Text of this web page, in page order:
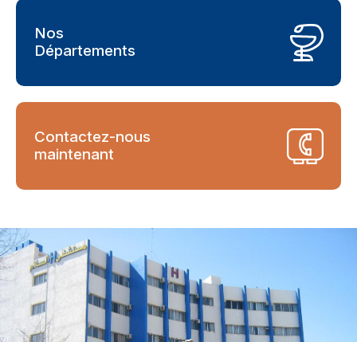
Nos
Départements
Contactez-nous
maintenant